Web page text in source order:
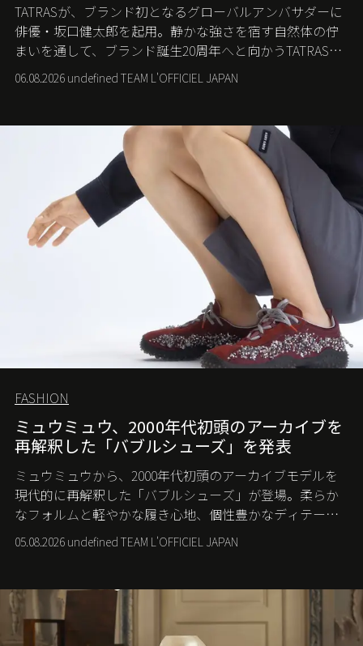
TATRASが、ブランド初となるグローバルアンバサダーに
俳優・坂口健太郎を起用。静かな強さを宿す自然体の佇
まいを通して、ブランド誕生20周年へと向かうTATRASの
新たなストーリーを発信する。
06.08.2026 undefined TEAM L'OFFICIEL JAPAN
FASHION
ミュウミュウ、2000年代初頭のアーカイブを
再解釈した「バブルシューズ」を発表
ミュウミュウから、2000年代初頭のアーカイブモデルを
現代的に再解釈した「バブルシューズ」が登場。柔らか
なフォルムと軽やかな履き心地、個性豊かなディテール
が、スポーツウェアの美学に新たな表情を添える。
05.08.2026 undefined TEAM L'OFFICIEL JAPAN